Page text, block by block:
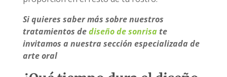
Si quieres saber más sobre nuestros
tratamientos dediseño de sonrisa te
invitamos a nuestra sección especializada de
arte oral